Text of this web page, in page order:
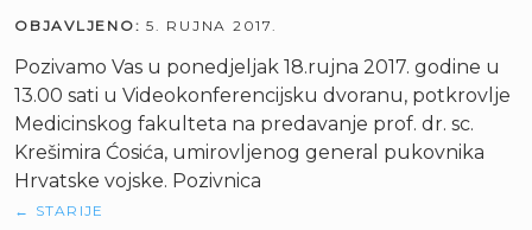
OBJAVLJENO: 5. RUJNA 2017.
Pozivamo Vas u ponedjeljak 18.rujna 2017. godine u
13.00 sati u Videokonferencijsku dvoranu, potkrovlje
Medicinskog fakulteta na predavanje prof. dr. sc.
Krešimira Ćosića, umirovljenog general pukovnika
Hrvatske vojske. Pozivnica
← STARIJE